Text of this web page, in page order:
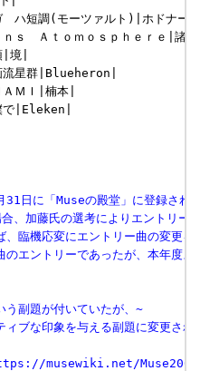
　ハ短調(モーツァルト)|ホドナー
ｓ　Ａｔｏｍｏｓｐｈｅｒｅ|諸
|境|
流星群|Blueheron|
ＭＩ|楠本|
で|Eleken|
日に「Museの殿堂」に登録され
、加藤氏の選考によりエントリー
臨機応変にエントリー曲の変更を
エントリーであったが、本年度
副題が付いていたが、~
ブな印象を与える副題に変更され
musewiki.net/